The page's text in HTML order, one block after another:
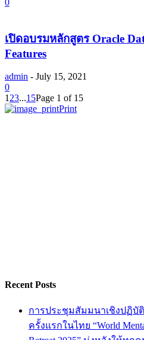
เปิดอบรมหลักสูตร Oracle
Features
admin - July 15, 2021
0
1 23...15Page 1 of 15
Print
Recent Posts
การประชุมสัมมนาเชิงปฏิบั
ครั้งแรกในไทย “World